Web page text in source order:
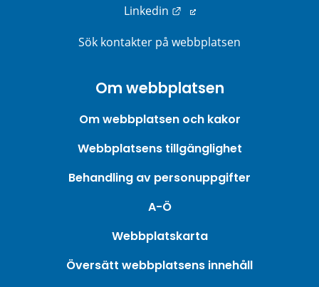
Linkedin
Länk till annan webbplats.
Sök kontakter på webbplatsen
Om webbplatsen
Om webbplatsen och kakor
Webbplatsens tillgänglighet
Behandling av personuppgifter
A-Ö
Webbplatskarta
Översätt webbplatsens innehåll